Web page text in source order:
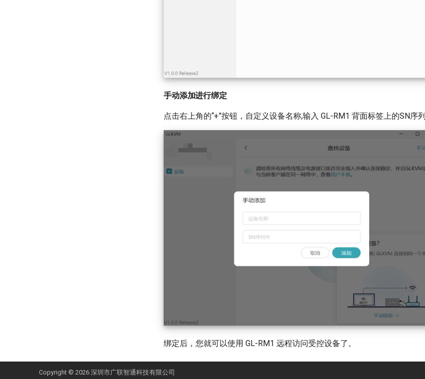
手动添加进行绑定
点击右上角的“+”按钮，自定义设备名称,输入 GL-RM1 背面标签上的SN序列
绑定后，您就可以使用 GL-RM1 远程访问受控设备了。
Copyright © 2026 深圳市广联智通科技有限公司